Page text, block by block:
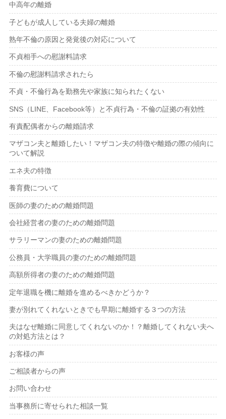
中高年の離婚
子どもが成人している夫婦の離婚
熟年不倫の原因と発覚後の対応について
不貞相手への慰謝料請求
不倫の慰謝料請求されたら
不貞・不倫行為を勤務先や家族に知られたくない
SNS（LINE、Facebook等）と不貞行為・不倫の証拠の有効性
有責配偶者からの離婚請求
マザコン夫と離婚したい！マザコン夫の特徴や離婚の際の傾向に
ついて解説
エネ夫の特徴
養育費について
医師の妻のための離婚問題
会社経営者の妻のための離婚問題
サラリーマンの妻のための離婚問題
公務員・大学職員の妻のための離婚問題
高額所得者の妻のための離婚問題
定年退職を機に離婚を進めるべきかどうか？
妻が別れてくれないときでも早期に離婚する３つの方法
夫はなぜ離婚に同意してくれないのか！？離婚してくれない夫へ
の対処方法とは？
お客様の声
ご相談者からの声
お問い合わせ
当事務所に寄せられた相談一覧